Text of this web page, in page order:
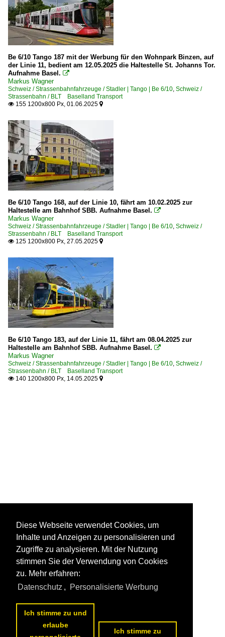
Be 6/10 Tango 187 mit der Werbung für den Wohnpark Binzen, auf
der Linie 11, bedient am 12.05.2025 die Haltestelle St. Johanns Tor.
Aufnahme Basel. 
Markus Wagner
Schweiz / Strassenbahnfahrzeuge / Stadler | Tango | Be 6/10, Schweiz /
Strassenbahn / BLT Baselland Transport
 155 1200x800 Px, 01.06.2025 
Be 6/10 Tango 168, auf der Linie 10, fährt am 10.02.2025 zur
Haltestelle am Bahnhof SBB. Aufnahme Basel. 
Markus Wagner
Schweiz / Strassenbahnfahrzeuge / Stadler | Tango | Be 6/10, Schweiz /
Strassenbahn / BLT Baselland Transport
 125 1200x800 Px, 27.05.2025 
Be 6/10 Tango 183, auf der Linie 11, fährt am 08.04.2025 zur
Haltestelle am Bahnhof SBB. Aufnahme Basel. 
Markus Wagner
Schweiz / Strassenbahnfahrzeuge / Stadler | Tango | Be 6/10, Schweiz /
Strassenbahn / BLT Baselland Transport
 140 1200x800 Px, 14.05.2025 
Diese Webseite verwendet Cookies, um
Inhalte und Anzeigen zu personalisieren und
Zugriffe zu analysieren. Mit der Nutzung
stimmen Sie der Verwendung von Cookies
zu. Mehr erfahren:
Datenschutz , Personalisierte Werbung
Ich stimme zu und
erlaube
Ich stimme zu